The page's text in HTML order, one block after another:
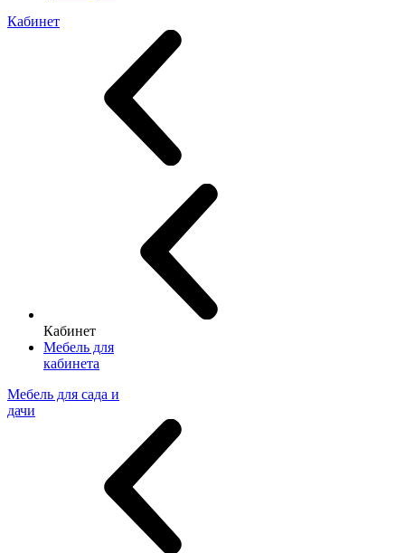
Кабинет
Кабинет
Мебель для
кабинета
Мебель для сада и
дачи